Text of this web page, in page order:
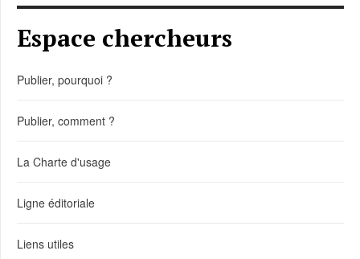
Espace chercheurs
Publier, pourquoi ?
Publier, comment ?
La Charte d'usage
Ligne éditoriale
Liens utiles